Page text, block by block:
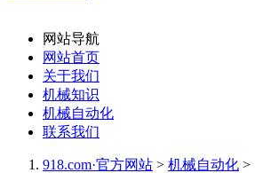
网站导航
网站首页
关于我们
机械知识
机械自动化
联系我们
918.com·官方网站 > 机械自动化 >